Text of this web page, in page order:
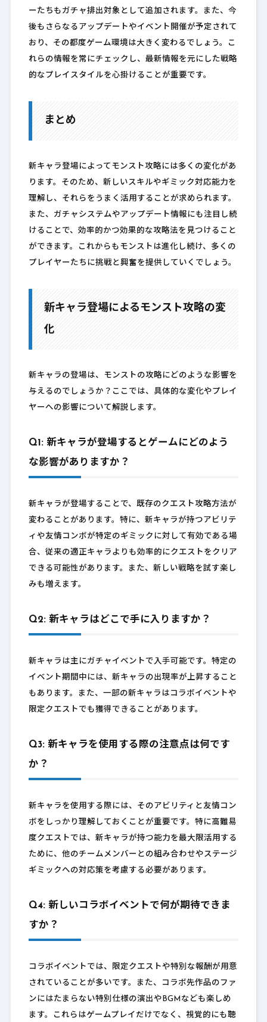
ーたちもガチャ排出対象として追加されます。また、今
後もさらなるアップデートやイベント開催が予定されて
おり、その都度ゲーム環境は大きく変わるでしょう。こ
れらの情報を常にチェックし、最新情報を元にした戦略
的なプレイスタイルを心掛けることが重要です。
まとめ
新キャラ登場によってモンスト攻略には多くの変化があ
ります。そのため、新しいスキルやギミック対応能力を
理解し、それらをうまく活用することが求められます。
また、ガチャシステムやアップデート情報にも注目し続
けることで、効率的かつ効果的な攻略法を見つけること
ができます。これからもモンストは進化し続け、多くの
プレイヤーたちに挑戦と興奮を提供していくでしょう。
新キャラ登場によるモンスト攻略の変
化
新キャラの登場は、モンストの攻略にどのような影響を
与えるのでしょうか？ここでは、具体的な変化やプレイ
ヤーへの影響について解説します。
Q1: 新キャラが登場するとゲームにどのよう
な影響がありますか？
新キャラが登場することで、既存のクエスト攻略方法が
変わることがあります。特に、新キャラが持つアビリテ
ィや友情コンボが特定のギミックに対して有効である場
合、従来の適正キャラよりも効率的にクエストをクリア
できる可能性があります。また、新しい戦略を試す楽し
みも増えます。
Q2: 新キャラはどこで手に入りますか？
新キャラは主にガチャイベントで入手可能です。特定の
イベント期間中には、新キャラの出現率が上昇すること
もあります。また、一部の新キャラはコラボイベントや
限定クエストでも獲得できることがあります。
Q3: 新キャラを使用する際の注意点は何です
か？
新キャラを使用する際には、そのアビリティと友情コン
ボをしっかり理解しておくことが重要です。特に高難易
度クエストでは、新キャラが持つ能力を最大限活用する
ために、他のチームメンバーとの組み合わせやステージ
ギミックへの対応策を考慮する必要があります。
Q4: 新しいコラボイベントで何が期待できま
すか？
コラボイベントでは、限定クエストや特別な報酬が用意
されていることが多いです。また、コラボ先作品のファ
ンにはたまらない特別仕様の演出やBGMなども楽しめ
ます。これらはゲームプレイだけでなく、視覚的にも聴